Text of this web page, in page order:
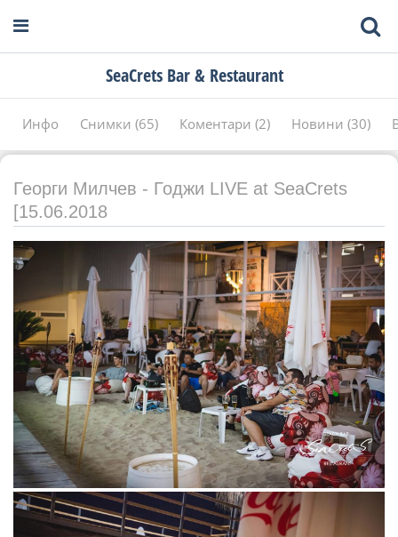
SeaCrets Bar & Restaurant
Инфо Снимки (65) Коментари (2) Новини (30)
Георги Милчев - Годжи LIVE at SeaCrets
[15.06.2018